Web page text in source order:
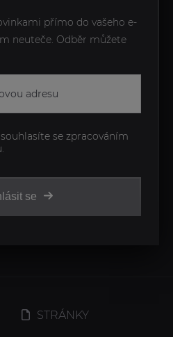
přímo do vašeho e-
neuteče. Odběr můžete
se
se zpracováním
STRÁNKY